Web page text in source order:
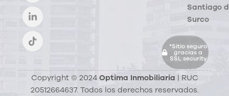
Santiago
Surco
*Sitio seguro
gracias a
SSL security
Copyright © 2024 Optima Inmobiliaria | RUC
20512664637. Todos los derechos reservados.